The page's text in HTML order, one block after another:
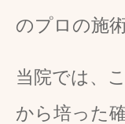
のプロの施
当院では、
から培った